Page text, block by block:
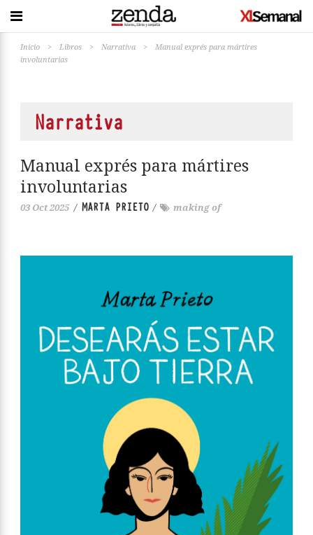
Inicio > Libros > Narrativa >
Manual exprés para mártires
involuntarias
Narrativa
Manual exprés para mártires
involuntarias
03 Oct 2025 / MARTA PRIETO / making of